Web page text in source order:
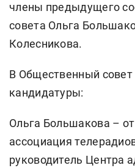
члены предыдущего
совета Ольга
Колесникова.
В Общественный совет
кандидатуры:
Ольга Большакова –
ассоциация
руководитель Центра